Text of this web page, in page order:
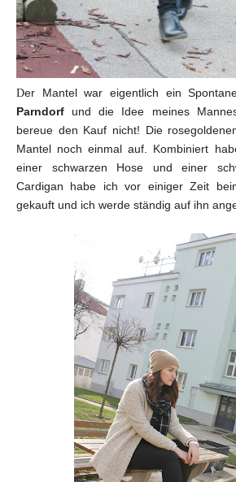
Der Mantel war eigentlich ein
Parndorf und die Idee meines
bereue den Kauf nicht! Die
Mantel noch einmal auf. Kombiniert
einer schwarzen Hose und einer
Cardigan habe ich vor einiger Zeit
gekauft und ich werde ständig auf ihn